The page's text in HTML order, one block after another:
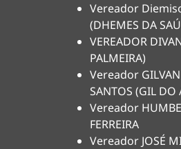
Vereador
(DHEMES DA
VEREADOR
PALMEIRA)
Vereador
SANTOS (GIL DO
Vereador
FERREIRA
Vereador JOSÉ